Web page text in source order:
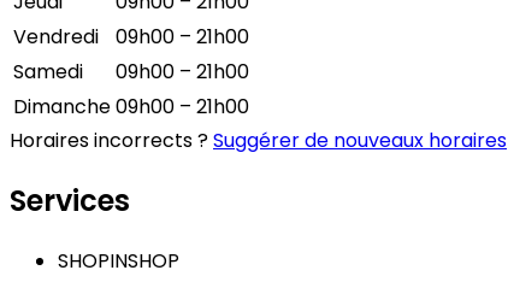
Vendredi
09h00 – 21h00
Samedi
09h00 – 21h00
Dimanche09h00 – 21h00
Horaires incorrects ?Suggérer de nouveaux horaires
Services
SHOPINSHOP